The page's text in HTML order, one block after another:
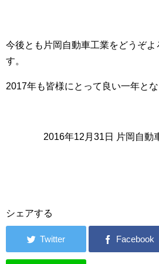
今後とも片岡自動車工業をどうぞよ
す。
2017年も皆様にとって良い一年とな
2016年12月31日 片岡自動
シェアする